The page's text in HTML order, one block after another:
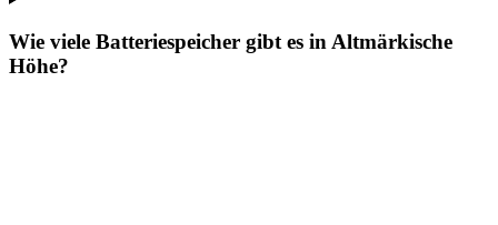
Wie viele Batteriespeicher gibt es in Altmärkische
Höhe?